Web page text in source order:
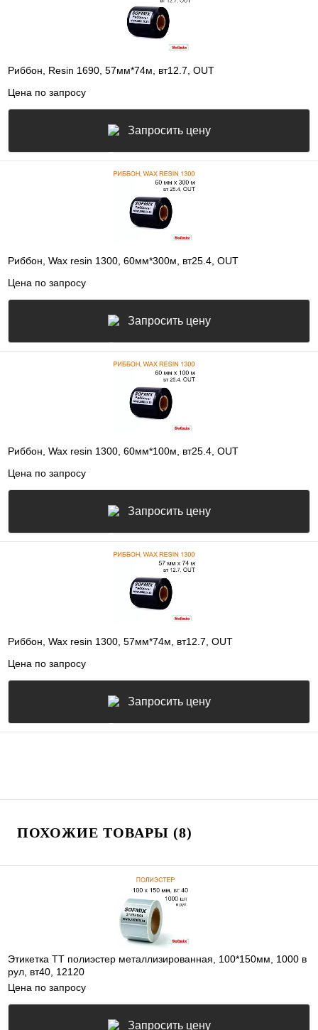
Риббон, Resin 1690, 57мм*74м, вт12.7, OUT
Цена по запросу
Запросить цену
Риббон, Wax resin 1300, 60мм*300м, вт25.4, OUT
Цена по запросу
Запросить цену
Риббон, Wax resin 1300, 60мм*100м, вт25.4, OUT
Цена по запросу
Запросить цену
Риббон, Wax resin 1300, 57мм*74м, вт12.7, OUT
Цена по запросу
Запросить цену
ПОХОЖИЕ ТОВАРЫ (8)
Этикетка ТТ полиэстер металлизированная, 100*150мм, 1000 в
рул, вт40, 12120
Цена по запросу
Запросить цену